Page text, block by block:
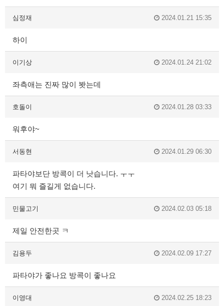
심정재 2024.01.21 15:35
하이
이기상 2024.01.24 21:02
좌측애는 진짜 많이 봣는데
호돌이 2024.01.28 03:33
워후야~
서동현 2024.01.29 06:30
파타야보단 방콕이 더 낫습니다. ㅜㅜ
여기 뭐 즐길게 없습니다.
민물고기 2024.02.03 05:18
제일 안전한곳 ㅋ
김용두 2024.02.09 17:27
파타야가 좋나요 방콕이 좋나요
이영대 2024.02.25 18:23